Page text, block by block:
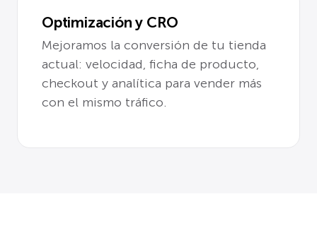
Optimización y CRO
Mejoramos la conversión de tu tienda
actual: velocidad, ficha de producto,
checkout y analítica para vender más
con el mismo tráfico.